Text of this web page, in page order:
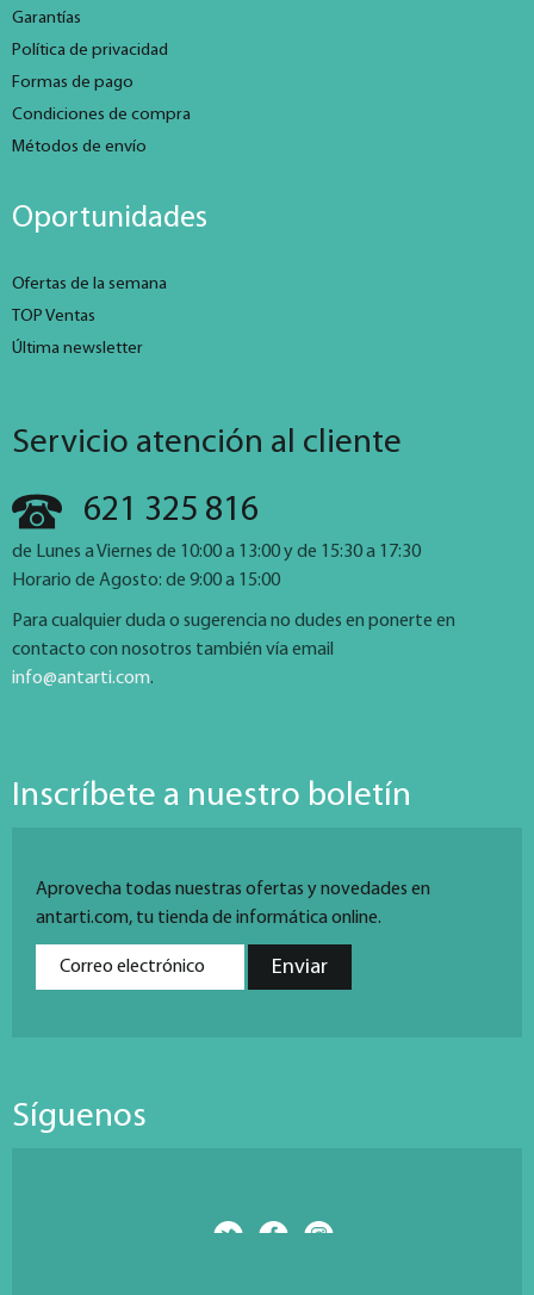
Garantías
Política de privacidad
Formas de pago
Condiciones de compra
Métodos de envío
Oportunidades
Ofertas de la semana
TOP Ventas
Última newsletter
Servicio atención al cliente
621 325 816
de Lunes a Viernes de 10:00 a 13:00 y de 15:30 a 17:30
Horario de Agosto: de 9:00 a 15:00
Para cualquier duda o sugerencia no dudes en ponerte en
contacto con nosotros también vía email
info@antarti.com.
Inscríbete a nuestro boletín
Aprovecha todas nuestras ofertas y novedades en
antarti.com, tu tienda de informática online.
Síguenos